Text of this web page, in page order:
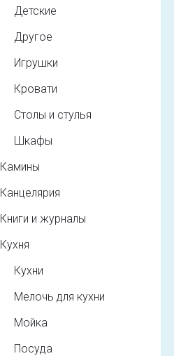
Детские
Другое
Игрушки
Кровати
Столы и стулья
Шкафы
Камины
Канцелярия
Книги и журналы
Кухня
Кухни
Мелочь для кухни
Мойка
Посуда